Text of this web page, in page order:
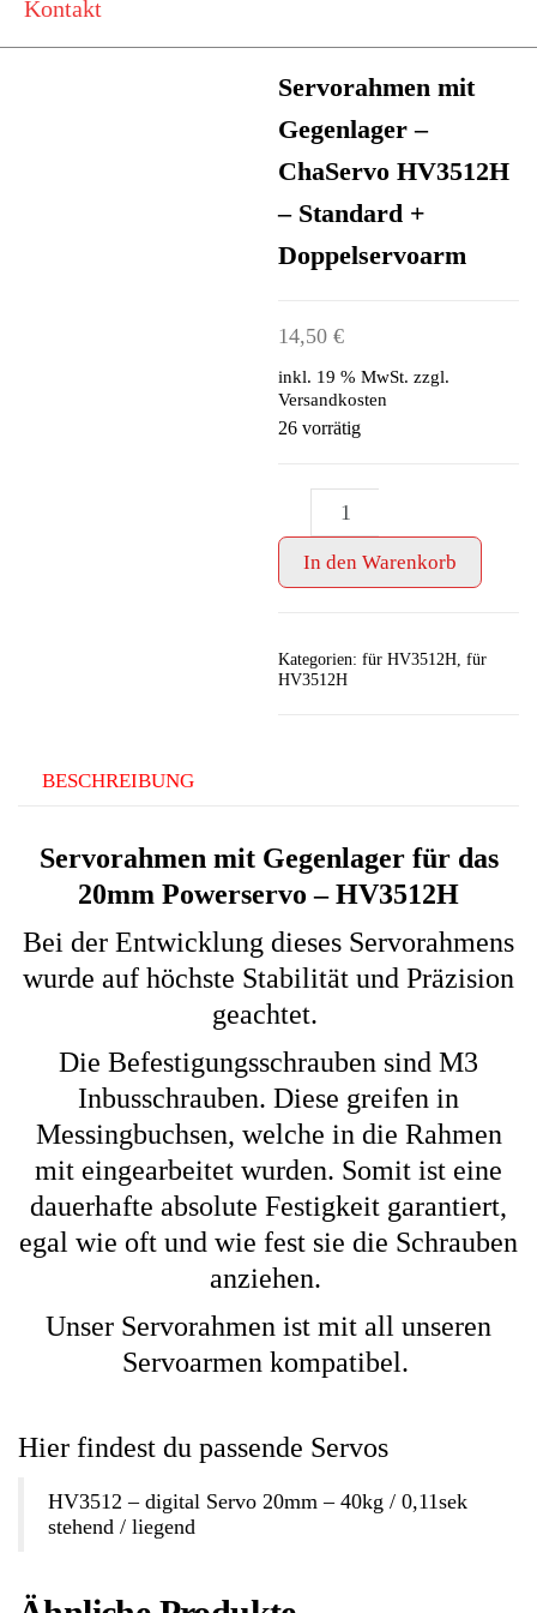
Kontakt
Servorahmen mit
Gegenlager –
ChaServo HV3512H
– Standard +
Doppelservoarm
14,50€
inkl. 19 % MwSt. zzgl.
Versandkosten
26 vorrätig
Servorahmen
Gegenlager
-
-
Standard
In den Warenkorb
Kategorien:für HV3512H,für
HV3512H
BESCHREIBUNG
Servorahmen mit Gegenlager für das
20mm Powerservo – HV3512H
Bei der Entwicklung dieses Servorahmens
wurde auf höchste Stabilität und Präzision
geachtet.
Die Befestigungsschrauben sind M3
Inbusschrauben. Diese greifen in
Messingbuchsen, welche in die Rahmen
mit eingearbeitet wurden. Somit ist eine
dauerhafte absolute Festigkeit garantiert,
egal wie oft und wie fest sie die Schrauben
anziehen.
Unser Servorahmen ist mit all unseren
Servoarmen kompatibel.
Hier findest du passende Servos
HV3512 – digital Servo 20mm – 40kg / 0,11sek
stehend / liegend